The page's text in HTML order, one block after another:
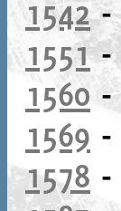
1542
1551
1560 -
1569 -
1578 -